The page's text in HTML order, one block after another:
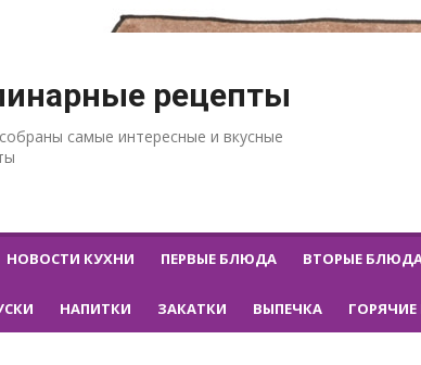
рецепты
самые интересные и вкусные
НОВОСТИ КУХНИ ПЕРВЫЕ БЛЮДА ВТОРЫЕ
НАПИТКИ ЗАКАТКИ ВЫПЕЧКА